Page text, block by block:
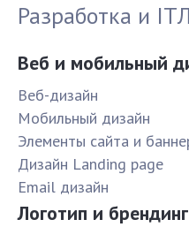
Разработка и IT
Веб и мобильный
Веб-дизайн
Мобильный дизайн
Элементы сайта и
Дизайн Landing page
Email дизайн
Логотип и брендинг